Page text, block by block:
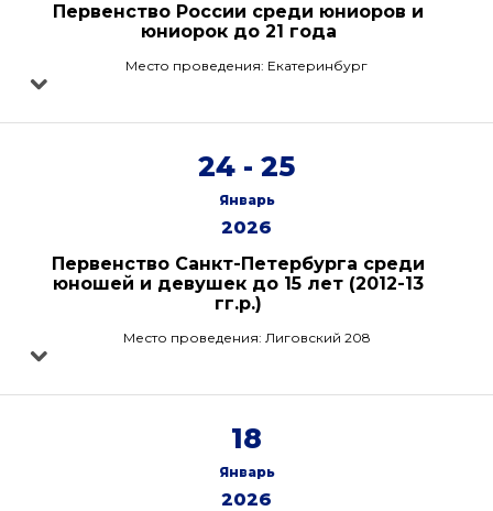
Первенство России среди юниоров и
юниорок до 21 года
Место проведения: Екатеринбург
24 - 25
Январь
2026
Первенство Санкт-Петербурга среди
юношей и девушек до 15 лет (2012-13
гг.р.)
Место проведения: Лиговский 208
18
Январь
2026